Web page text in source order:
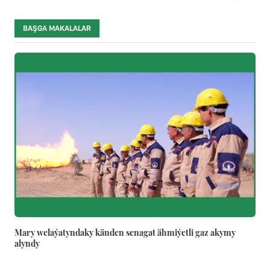
BAŞGA MAKALALAR
Mary welaýatyndaky känden senagat ähmiýetli gaz akymy
alyndy